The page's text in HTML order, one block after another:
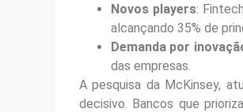
Novos players:
alcançando 35% de
Demanda por
das empresas.
A pesquisa da McKinsey,
decisivo. Bancos que